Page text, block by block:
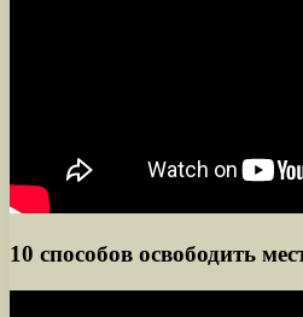
10 способов освободить